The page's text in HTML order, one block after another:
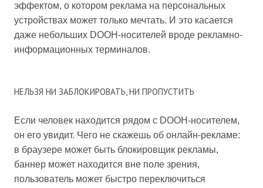
эффектом, о котором реклама на персональных
устройствах может только мечтать. И это касается
даже небольших DOOH-носителей вроде рекламно-
информационных терминалов.
НЕЛЬЗЯ НИ ЗАБЛОКИРОВАТЬ, НИ ПРОПУСТИТЬ
Если человек находится рядом с DOOH-носителем,
он его увидит. Чего не скажешь об онлайн-рекламе:
в браузере может быть блокировщик рекламы,
баннер может находится вне поле зрения,
пользователь может быстро переключиться